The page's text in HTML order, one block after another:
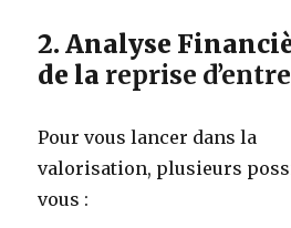
2. Analyse
de la reprise
Pour vous lancer dans la
valorisation, plusieurs
vous :